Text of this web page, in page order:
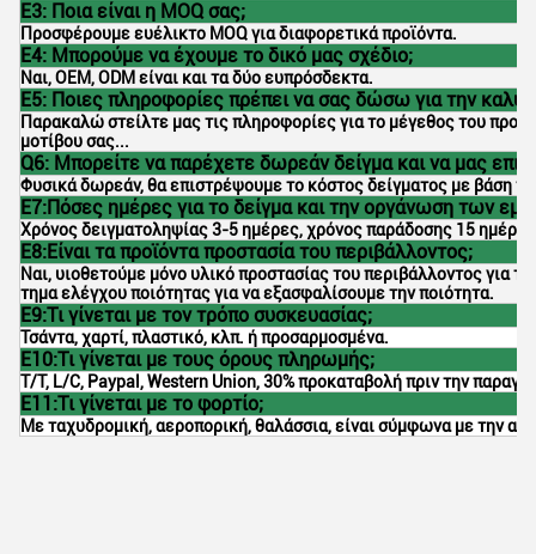
Ε3: Ποια είναι η MOQ σας;
Προσφέρουμε ευέλικτο MOQ για διαφορετικά προϊόντα.
Ε4: Μπορούμε να έχουμε το δικό μας σχέδιο;
Ναι, OEM, ODM είναι και τα δύο ευπρόσδεκτα.
Ε5: Ποιες πληροφορίες πρέπει να σας δώσω για την
Παρακαλώ στείλτε μας τις πληροφορίες για το μέγεθος του
μοτίβου σας...
Q6: Μπορείτε να παρέχετε δωρεάν δείγμα και να μας
Φυσικά δωρεάν, θα επιστρέψουμε το κόστος δείγματος με βάση
Ε7:Πόσες ημέρες για το δείγμα και την οργάνωση των
Χρόνος δειγματοληψίας 3-5 ημέρες, χρόνος παράδοσης 15
Ε8:Είναι τα προϊόντα προστασία του περιβάλλοντος;
Ναι, υιοθετούμε μόνο υλικό προστασίας του περιβάλλοντος για
τημα ελέγχου ποιότητας για να εξασφαλίσουμε την ποιότητα.
Ε9:Τι γίνεται με τον τρόπο συσκευασίας;
Τσάντα, χαρτί, πλαστικό, κλπ. ή προσαρμοσμένα.
Ε10:Τι γίνεται με τους όρους πληρωμής;
T/T, L/C, Paypal, Western Union, 30% προκαταβολή πριν την
Ε11:Τι γίνεται με το φορτίο;
Με ταχυδρομική, αεροπορική, θαλάσσια, είναι σύμφωνα με την